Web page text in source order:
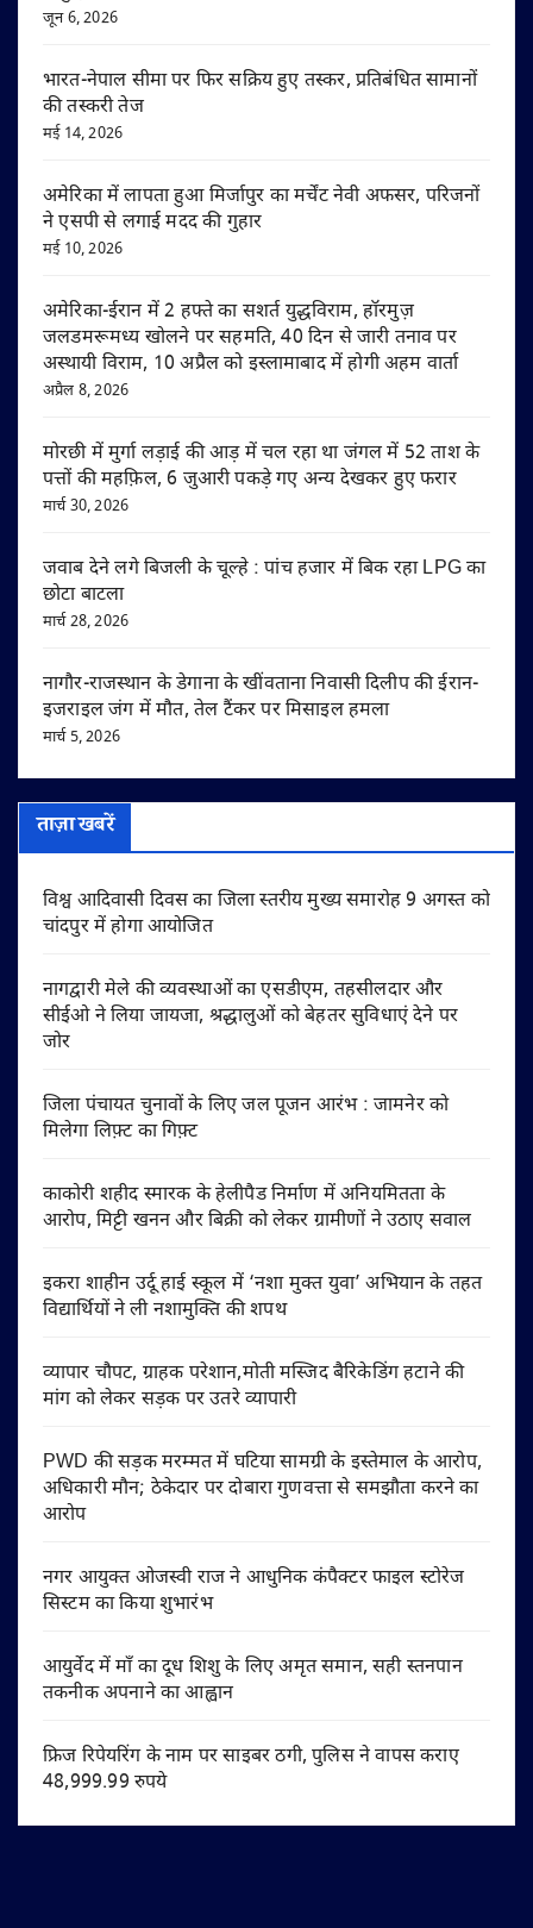
जून 6, 2026
भारत-नेपाल सीमा पर फिर सक्रिय हुए तस्कर, प्रतिबंधित सामानों
की तस्करी तेज
मई 14, 2026
अमेरिका में लापता हुआ मिर्जापुर का मर्चेंट नेवी अफसर, परिजनों
ने एसपी से लगाई मदद की गुहार
मई 10, 2026
अमेरिका-ईरान में 2 हफ्ते का सशर्त युद्धविराम, हॉरमुज़
जलडमरूमध्य खोलने पर सहमति, 40 दिन से जारी तनाव पर
अस्थायी विराम, 10 अप्रैल को इस्लामाबाद में होगी अहम वार्ता
अप्रैल 8, 2026
मोरछी में मुर्गा लड़ाई की आड़ में चल रहा था जंगल में 52 ताश के
पत्तों की महफ़िल, 6 जुआरी पकड़े गए अन्य देखकर हुए फरार
मार्च 30, 2026
जवाब देने लगे बिजली के चूल्हे : पांच हजार में बिक रहा LPG का
छोटा बाटला
मार्च 28, 2026
नागौर-राजस्थान के डेगाना के खींवताना निवासी दिलीप की ईरान-
इजराइल जंग में मौत, तेल टैंकर पर मिसाइल हमला
मार्च 5, 2026
ताज़ा खबरें
विश्व आदिवासी दिवस का जिला स्तरीय मुख्य समारोह 9 अगस्त को
चांदपुर में होगा आयोजित
नागद्वारी मेले की व्यवस्थाओं का एसडीएम, तहसीलदार और
सीईओ ने लिया जायजा, श्रद्धालुओं को बेहतर सुविधाएं देने पर
जोर
जिला पंचायत चुनावों के लिए जल पूजन आरंभ : जामनेर को
मिलेगा लिफ़्ट का गिफ़्ट
काकोरी शहीद स्मारक के हेलीपैड निर्माण में अनियमितता के
आरोप, मिट्टी खनन और बिक्री को लेकर ग्रामीणों ने उठाए सवाल
इकरा शाहीन उर्दू हाई स्कूल में ‘नशा मुक्त युवा’ अभियान के तहत
विद्यार्थियों ने ली नशामुक्ति की शपथ
व्यापार चौपट, ग्राहक परेशान,मोती मस्जिद बैरिकेडिंग हटाने की
मांग को लेकर सड़क पर उतरे व्यापारी
PWD की सड़क मरम्मत में घटिया सामग्री के इस्तेमाल के आरोप,
अधिकारी मौन; ठेकेदार पर दोबारा गुणवत्ता से समझौता करने का
आरोप
नगर आयुक्त ओजस्वी राज ने आधुनिक कंपैक्टर फाइल स्टोरेज
सिस्टम का किया शुभारंभ
आयुर्वेद में माँ का दूध शिशु के लिए अमृत समान, सही स्तनपान
तकनीक अपनाने का आह्वान
फ्रिज रिपेयरिंग के नाम पर साइबर ठगी, पुलिस ने वापस कराए
48,999.99 रुपये